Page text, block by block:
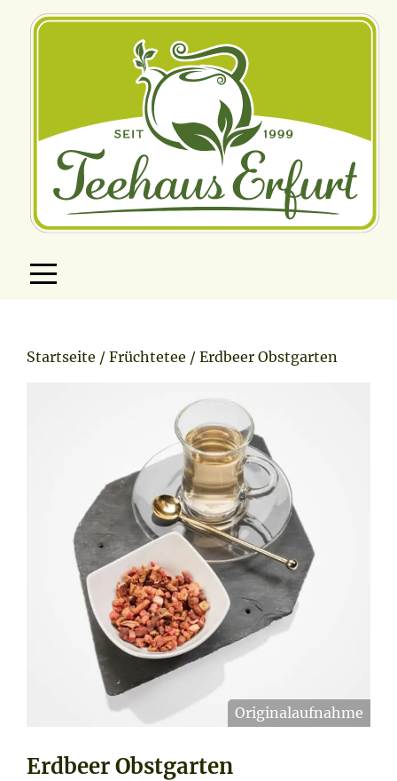
Firmengeschenke
Blog
Über uns
Kontakt
Startseite / Früchtetee / Erdbeer Obstgarten
Erdbeer Obstgarten